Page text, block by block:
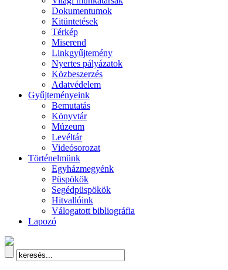
Dokumentumok
Kitüntetések
Térkép
Miserend
Linkgyűjtemény
Nyertes pályázatok
Közbeszerzés
Adatvédelem
Gyűjteményeink
Bemutatás
Könyvtár
Múzeum
Levéltár
Videósorozat
Történelmünk
Egyházmegyénk
Püspökök
Segédpüspökök
Hitvallóink
Válogatott bibliográfia
Lapozó